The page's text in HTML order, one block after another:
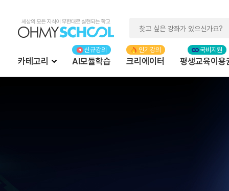
카테고리 AI모듈학습 크리에이터 평생교육이용